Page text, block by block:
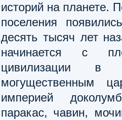
историй на планете.
поселения
десять тысяч лет
начинается с
цивилизации в
могущественным
империей
паракас, чавин,